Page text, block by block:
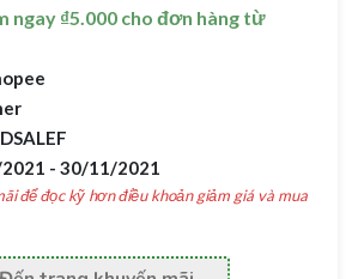
ngay ₫5.000 cho đơn hàng từ
- 30/11/2021
để đọc kỹ hơn điều khoản giảm giá và mua